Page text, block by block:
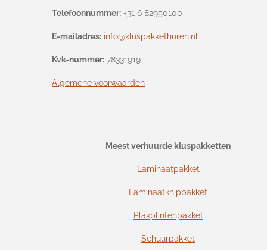
Telefoonnummer: +31 6 82950100
E-mailadres: info@kluspakkethuren.nl
Kvk-nummer: 78331919
Algemene voorwaarden
Meest verhuurde kluspakketten
Laminaatpakket
Laminaatknippakket
Plakplintenpakket
Schuurpakket